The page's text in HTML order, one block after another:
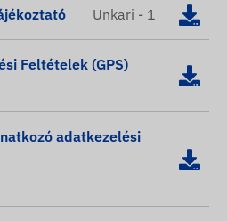
Unkari - 1
Feltételek (GPS)
adatkezelési